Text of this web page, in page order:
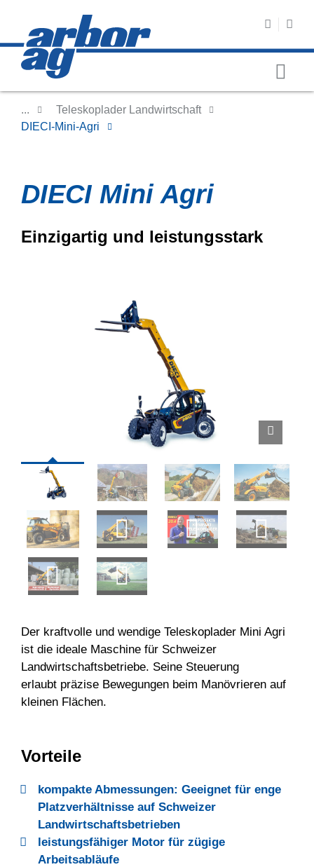
...
Teleskoplader Landwirtschaft
DIECI-Mini-Agri
DIECI Mini Agri
Einzigartig und leistungsstark
Der kraftvolle und wendige Teleskoplader Mini Agri
ist die ideale Maschine für Schweizer
Landwirtschaftsbetriebe. Seine Steuerung
erlaubt präzise Bewegungen beim Manövrieren auf
kleinen Flächen.
Vorteile
kompakte Abmessungen: Geeignet für enge
Platzverhältnisse auf Schweizer
Landwirtschaftsbetrieben
leistungsfähiger Motor für zügige
Arbeitsabläufe